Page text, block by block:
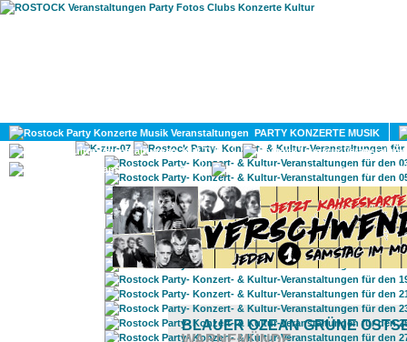
PARTY KONZERTE MUSIK
KULTUR
GAY
BLAUER OZEAN GRÜNE